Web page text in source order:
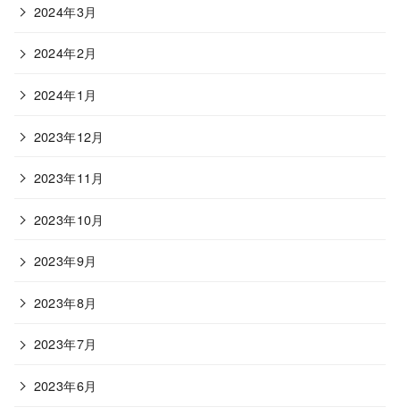
2024年3月
2024年2月
2024年1月
2023年12月
2023年11月
2023年10月
2023年9月
2023年8月
2023年7月
2023年6月